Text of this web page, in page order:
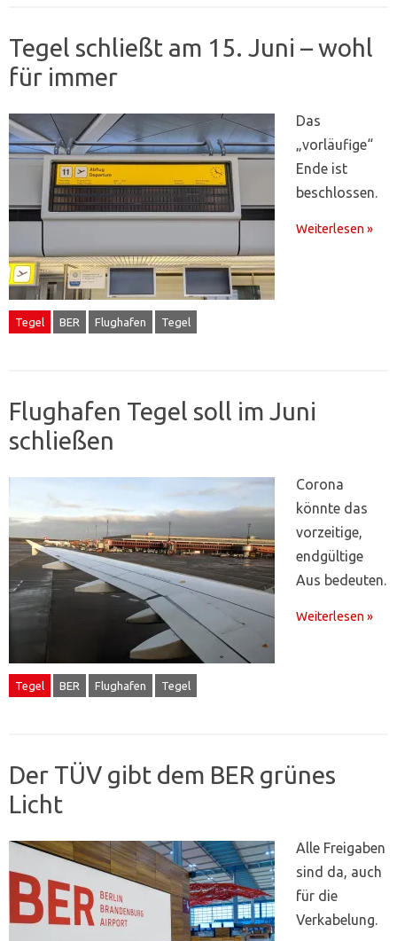
Tegel schließt am 15. Juni – wohl
für immer
Das
„vorläufige“
Ende ist
beschlossen.
Weiterlesen »
Tegel BER Flughafen Tegel
Flughafen Tegel soll im Juni
schließen
Corona
könnte das
vorzeitige,
endgültige
Aus bedeuten.
Weiterlesen »
Tegel BER Flughafen Tegel
Der TÜV gibt dem BER grünes
Licht
Alle Freigaben
sind da, auch
für die
Verkabelung.